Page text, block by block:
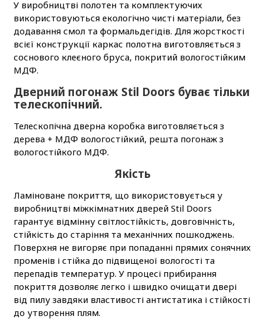
У виробництві полотен та комплектуючих
використовуються екологічно чисті матеріали, без
додавання смол та формальдегідів. Для жорсткості
всієї конструкції каркас полотна виготовляється з
соснового клеєного бруса, покритий вологостійким
МДФ.
Дверний погонаж Stil Doors буває тільки
телескопічний.
Телескопічна дверна коробка виготовляється з
дерева + МДФ вологостійкий, решта погонаж з
вологостійкого МДФ.
Якість
Ламіноване покриття, що використовується у
виробництві міжкімнатних дверей Stil Doors
гарантує відмінну світлостійкість, довговічність,
стійкість до старіння та механічних пошкоджень.
Поверхня не вигоряє при попаданні прямих сонячних
променів і стійка до підвищеної вологості та
перепадів температур. У процесі прибирання
покриття дозволяє легко і швидко очищати двері
від пилу завдяки властивості антистатика і стійкості
до утворення плям.